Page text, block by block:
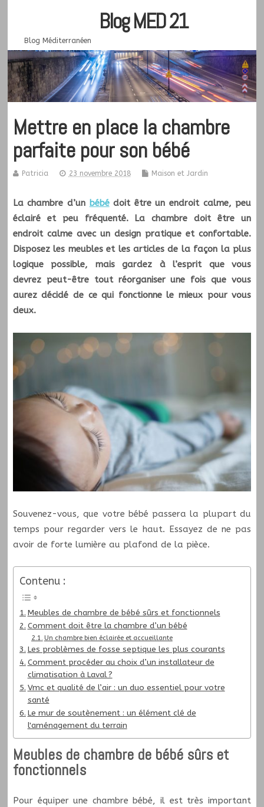
Blog MED 21
Blog Méditerranéen
Mettre en place la chambre
parfaite pour son bébé
Patricia 23 novembre 2018 Maison et Jardin
La chambre d’un bébédoit être un endroit calme, peu
éclairé et peu fréquenté. La chambre doit être un
endroit calme avec un design pratique et confortable.
Disposez les meubles et les articles de la façon la plus
logique possible, mais gardez à l’esprit que vous
devrez peut-être tout réorganiser une fois que vous
aurez décidé de ce qui fonctionne le mieux pour vous
deux.
Souvenez-vous, que votre bébé passera la plupart du
temps pour regarder vers le haut. Essayez de ne pas
avoir de forte lumière au plafond de la pièce.
Contenu :
Meubles de chambre de bébé sûrs et fonctionnels
Comment doit être la chambre d’un bébé
Un chambre bien éclairée et accueillante
Les problèmes de fosse septique les plus courants
Comment procéder au choix d’un installateur de
climatisation à Laval ?
Vmc et qualité de l’air : un duo essentiel pour votre
santé
Le mur de soutènement : un élément clé de
l'aménagement du terrain
Meubles de chambre de bébé sûrs et
fonctionnels
Pour équiper une chambre bébé, il est très important